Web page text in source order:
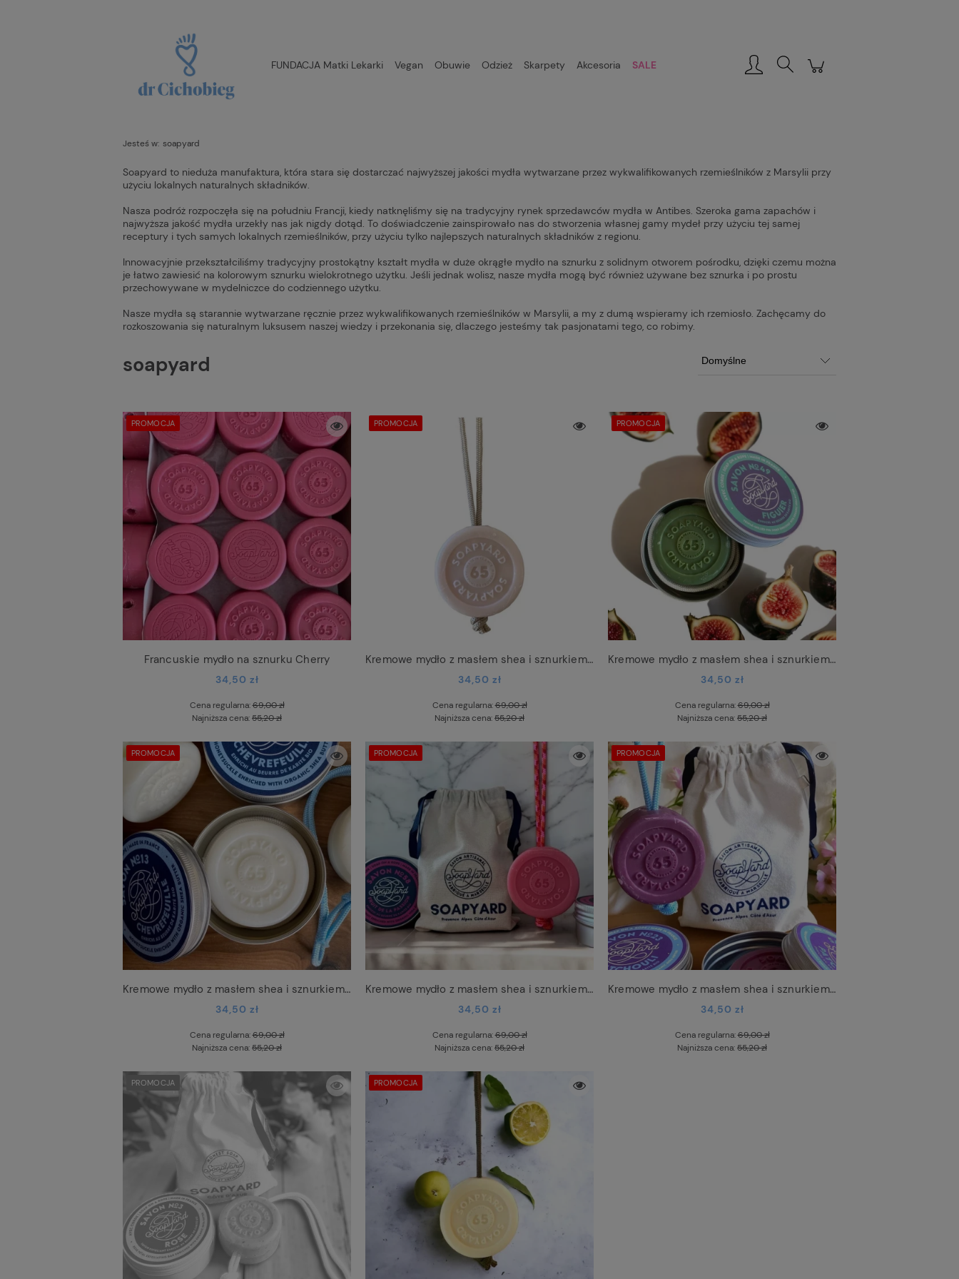
FUNDACJA Matki Lekarki Vegan Obuwie Odzież Skarpety Akcesoria SALE
Jesteś w: soapyard
Soapyard to nieduża manufaktura, która stara się dostarczać najwyższej jakości mydła wytwarzane przez wykwalifikowanych rzemieślników z Marsylii przy
użyciu lokalnych naturalnych składników.
Nasza podróż rozpoczęła się na południu Francji, kiedy natknęliśmy się na tradycyjny rynek sprzedawców mydła w Antibes. Szeroka gama zapachów i
najwyższa jakość mydła urzekły nas jak nigdy dotąd. To doświadczenie zainspirowało nas do stworzenia własnej gamy mydeł przy użyciu tej samej
receptury i tych samych lokalnych rzemieślników, przy użyciu tylko najlepszych naturalnych składników z regionu.
Innowacyjnie przekształciliśmy tradycyjny prostokątny kształt mydła w duże okrągłe mydło na sznurku z solidnym otworem pośrodku, dzięki czemu można
je łatwo zawiesić na kolorowym sznurku wielokrotnego użytku. Jeśli jednak wolisz, nasze mydła mogą być również używane bez sznurka i po prostu
przechowywane w mydelniczce do codziennego użytku.
Nasze mydła są starannie wytwarzane ręcznie przez wykwalifikowanych rzemieślników w Marsylii, a my z dumą wspieramy ich rzemiosło. Zachęcamy do
rozkoszowania się naturalnym luksusem naszej wiedzy i przekonania się, dlaczego jesteśmy tak pasjonatami tego, co robimy.
soapyard
Francuskie mydło na sznurku Cherry
34,50 zł
Cena regularna:69,00 zł
Najniższa cena:55,20 zł
PROMOCJA
Kremowe mydło z masłem shea i sznurkiem Coconut
34,50 zł
Cena regularna:69,00 zł
Najniższa cena:55,20 zł
PROMOCJA
Kremowe mydło z masłem shea i sznurkiem Fig
34,50 zł
Cena regularna:69,00 zł
Najniższa cena:55,20 zł
PROMOCJA
Kremowe mydło z masłem shea i sznurkiem Honeysuckle
34,50 zł
Cena regularna:69,00 zł
Najniższa cena:55,20 zł
PROMOCJA
Kremowe mydło z masłem shea i sznurkiem Passion Fruit
34,50 zł
Cena regularna:69,00 zł
Najniższa cena:55,20 zł
PROMOCJA
Kremowe mydło z masłem shea i sznurkiem Patchouli
34,50 zł
Cena regularna:69,00 zł
Najniższa cena:55,20 zł
PROMOCJA
PROMOCJA PROMOCJA